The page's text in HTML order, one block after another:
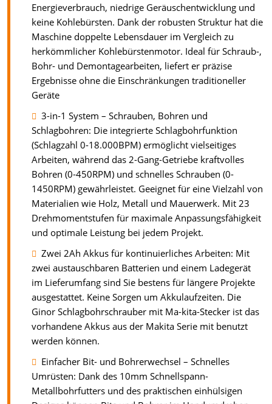
Energieverbrauch, niedrige Geräuschentwicklung und
keine Kohlebürsten. Dank der robusten Struktur hat die
Maschine doppelte Lebensdauer im Vergleich zu
herkömmlicher Kohlebürstenmotor. Ideal für Schraub-,
Bohr- und Demontagearbeiten, liefert er präzise
Ergebnisse ohne die Einschränkungen traditioneller
Geräte
3-in-1 System – Schrauben, Bohren und
Schlagbohren: Die integrierte Schlagbohrfunktion
(Schlagzahl 0-18.000BPM) ermöglicht vielseitiges
Arbeiten, während das 2-Gang-Getriebe kraftvolles
Bohren (0-450RPM) und schnelles Schrauben (0-
1450RPM) gewährleistet. Geeignet für eine Vielzahl von
Materialien wie Holz, Metall und Mauerwerk. Mit 23
Drehmomentstufen für maximale Anpassungsfähigkeit
und optimale Leistung bei jedem Projekt.
Zwei 2Ah Akkus für kontinuierliches Arbeiten: Mit
zwei austauschbaren Batterien und einem Ladegerät
im Lieferumfang sind Sie bestens für längere Projekte
ausgestattet. Keine Sorgen um Akkulaufzeiten. Die
Ginor Schlagbohrschrauber mit Ma-kita-Stecker ist das
vorhandene Akkus aus der Makita Serie mit benutzt
werden können.
Einfacher Bit- und Bohrerwechsel – Schnelles
Umrüsten: Dank des 10mm Schnellspann-
Metallbohrfutters und des praktischen einhülsigen